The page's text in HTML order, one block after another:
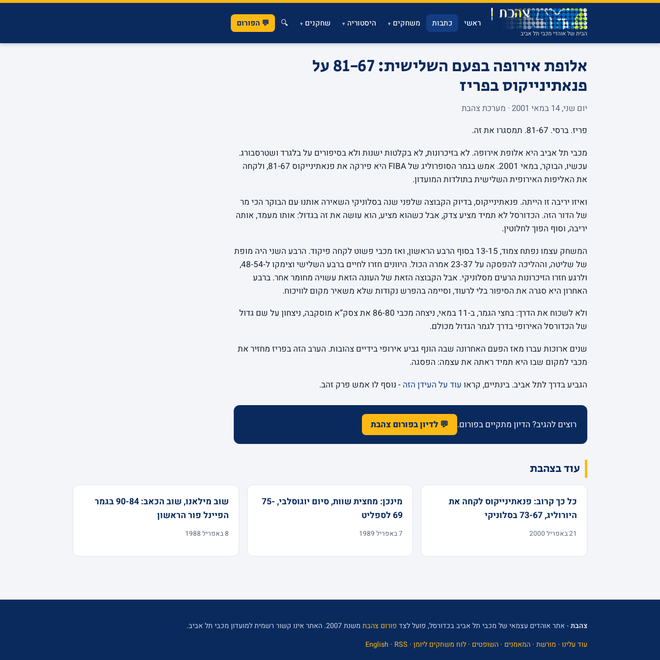
הבית של אוהדי מכבי תל אביב
ראשי כתבות משחקים▾ היסטוריה▾ שחקנים▾
🔍 💬 הפורום
אלופת אירופה בפעם השלישית: 81-67 על
פנאתינייקוס בפריז
יום שני, 14 במאי 2001 · מערכת צהבת
פריז. ברסי. 81-67. תמסגרו את זה.
מכבי תל אביב היא אלופת אירופה. לא בזיכרונות, לא בקלטות ישנות ולא בסיפורים על בלגרד ושטרסבורג.
עכשיו, הבוקר, במאי 2001. אמש בגמר הסופרוליג של FIBA היא פירקה את פנאתינייקוס 81-67, ולקחה
את האליפות האירופית השלישית בתולדות המועדון.
ואיזו יריבה זו הייתה. פנאתינייקוס, בדיוק הקבוצה שלפני שנה בסלוניקי השאירה אותנו עם הבוקר הכי מר
של הדור הזה. הכדורסל לא תמיד מציע צדק, אבל כשהוא מציע, הוא עושה את זה בגדול: אותו מעמד, אותה
יריבה, וסוף הפוך לחלוטין.
המשחק עצמו נפתח צמוד, 13-15 בסוף הרבע הראשון, ואז מכבי פשוט לקחה פיקוד. הרבע השני היה מופת
של שליטה, וההליכה להפסקה על 23-37 אמרה הכול. היוונים חזרו לחיים ברבע השלישי וצימקו ל-48-54,
ולרגע חזרו הזיכרונות הרעים מסלוניקי. אבל הקבוצה הזאת של העונה הזאת עשויה מחומר אחר. ברבע
האחרון היא סגרה את הסיפור בלי לרעוד, וסיימה בהפרש נקודות שלא משאיר מקום לוויכוח.
ולא לשכוח את הדרך: בחצי הגמר, ב-11 במאי, ניצחה מכבי 86-80 את צסק”א מוסקבה, ניצחון על שם גדול
של הכדורסל האירופי בדרך לגמר הגדול מכולם.
שנים ארוכות עברו מאז הפעם האחרונה שבה הונף גביע אירופי בידיים צהובות. הערב הזה בפריז מחזיר את
מכבי למקום שבו היא תמיד ראתה את עצמה: הפסגה.
הגביע בדרך לתל אביב. בינתיים, קראו עוד על העידן הזה - נוסף לו אמש פרק זהב.
רוצים להגיב? הדיון מתקיים בפורום. 💬 לדיון בפורום צהבת
עוד בצהבת
כל כך קרוב: פנאתינייקוס לקחה את
היורוליג, 73-67 בסלוניקי
21 באפריל 2000
מינכן: מחצית שוות, סיום יוגוסלבי, 75-
69 לספליט
7 באפריל 1989
שוב מילאנו, שוב הכאב: 90-84 בגמר
הפיינל פור הראשון
8 באפריל 1988
צהבת- אתר אוהדים עצמאי של מכבי תל אביב בכדורסל, פועל לצד פורום צהבת משנת 2007. האתר אינו קשור רשמית למועדון מכבי תל אביב.
עוד עלינו · מורשת · המאמנים · השופטים · לוח משחקים ליומן ·
English · RSS